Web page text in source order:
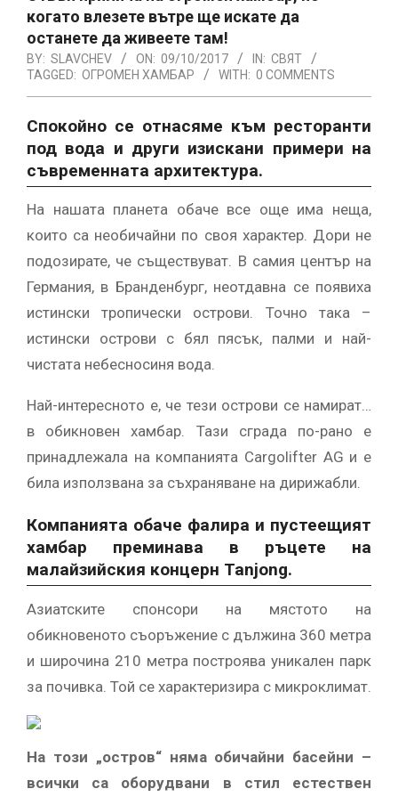
когато влезете вътре ще искате да
останете да живеете там!
BY: SLAVCHEV ON: 09/10/2017 IN: СВЯТ
TAGGED: ОГРОМЕН ХАМБАР WITH: 0 COMMENTS
Спокойно се отнасяме към ресторанти
под вода и други изискани примери на
съвременната архитектура.
На нашата планета обаче все още има неща,
които са необичайни по своя характер. Дори не
подозирате, че съществуват. В самия център на
Германия, в Бранденбург, неотдавна се появиха
истински тропически острови. Точно така –
истински острови с бял пясък, палми и най-
чистата небесносиня вода.
Най-интересното е, че тези острови се намират…
в обикновен хамбар. Тази сграда по-рано е
принадлежала на компанията Cargolifter AG и е
била използвана за съхраняване на дирижабли.
Компанията обаче фалира и пустеещият
хамбар преминава в ръцете на
малайзийския концерн Tanjong.
Азиатските спонсори на мястото на
обикновеното съоръжение с дължина 360 метра
и широчина 210 метра построява уникален парк
за почивка. Той се характеризира с микроклимат.
На този „остров“ няма обичайни басейни –
всички са оборудвани в стил естествен